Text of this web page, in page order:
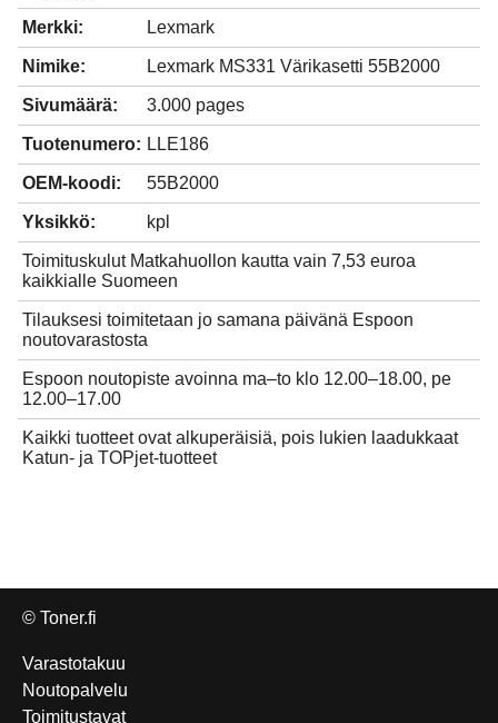
Merkki: Lexmark
Nimike: Lexmark MS331 Värikasetti 55B2000
Sivumäärä: 3.000 pages
Tuotenumero: LLE186
OEM-koodi: 55B2000
Yksikkö: kpl
Toimituskulut Matkahuollon kautta vain 7,53 euroa
kaikkialle Suomeen
Tilauksesi toimitetaan jo samana päivänä Espoon
noutovarastosta
Espoon noutopiste avoinna ma–to klo 12.00–18.00, pe
12.00–17.00
Kaikki tuotteet ovat alkuperäisiä, pois lukien laadukkaat
Katun- ja TOPjet-tuotteet
© Toner.fi
Varastotakuu
Noutopalvelu
Toimitustavat